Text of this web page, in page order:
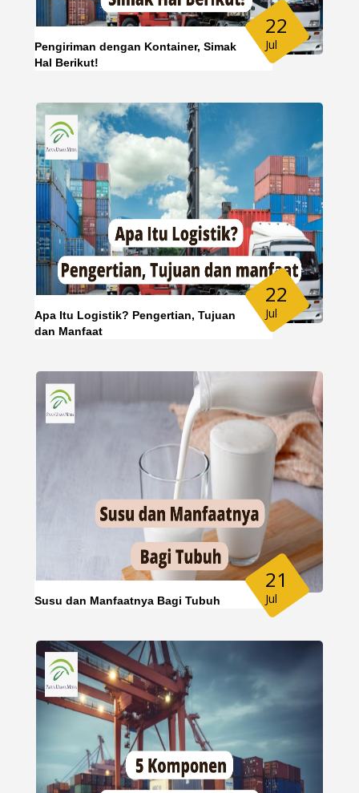
Pengiriman dengan Kontainer, Simak
Hal Berikut!
22
Jul
Apa Itu Logistik? Pengertian, Tujuan
dan Manfaat
22
Jul
Susu dan Manfaatnya Bagi Tubuh
21
Jul